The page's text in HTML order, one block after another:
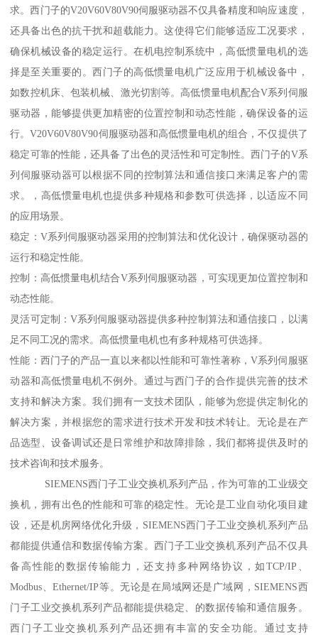
求。西门子的V20V60V80V90伺服驱动器不仅具备精度和响应速度，
还具备出色的抗干扰和超载能力。这使得它们能够适应工况要求，
确保机械设备的稳定运行。在机电控制系统中，高低惯量电机的选
择是至关重要的。西门子的高低惯量电机广泛应用于机械设备中，
如数控机床、包装机械、激光切割等。高低惯量电机配合V系列伺服
驱动器，能够提供更加精密的位置控制和动态性能，确保设备的运
行。V20V60V80V90伺服驱动器和高低惯量电机的组合，不仅提供了
稳定可靠的性能，还具备了出色的灵活性和可定制性。西门子的V系
列伺服驱动器可以根据不同的控制算法和通信接口来满足客户的需
求。，高低惯量电机也提供多种规格和参数可供选择，以适应不同
的应用场景。
稳定：V系列伺服驱动器采用的控制算法和优化设计，确保驱动器的
运行和稳定性能。
控制：高低惯量电机结合V系列伺服驱动器，可实现更加位置控制和
动态性能。
灵活可定制：V系列伺服驱动器提供多种控制算法和通信接口，以满
足不同工况的需求。高低惯量电机也有多种规格可供选择。
性能：西门子的产品一直以来都以性能和可靠性著称，V系列伺服驱
动器和高低惯量电机不例外。通过与西门子的合作提供完善的技术
支持和解决方案。我们拥有一支技术团队，能够为您提供定制化的
解决方案，并根据您的需求进行技术开发和技术转让。无论是在产
品选型、设备调试还是日常维护和故障排除，我们都将提供及时的
技术咨询和技术服务。
SIEMENS西门子工业交换机系列产品，作为可靠的工业级交
换机，拥有出色的性能和可靠的稳定性。无论是工业自动化项目建
设，还是机房网络优化升级，SIEMENS西门子工业交换机系列产品
都能提供通信和数据传输方案。西门子工业交换机系列产品不仅具
备高性能的数据传输能力，还支持多种网络协议，如TCP/IP、
Modbus、Ethernet/IP等。无论是在局域网还是广域网，SIEMENS西
门子工业交换机系列产品都能提供稳定、的数据传输和通信服务。
西门子工业交换机系列产品还拥有丰富的安全功能。通过支持